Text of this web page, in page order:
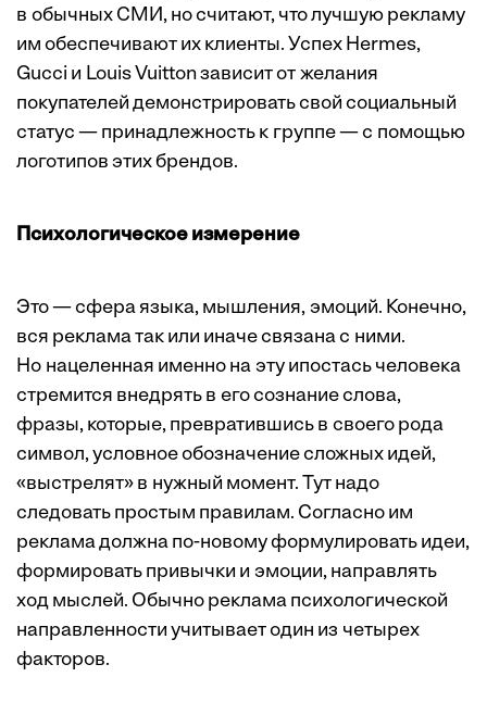
в обычных СМИ, но считают, что лучшую рекламу
им обеспечивают их клиенты. Успех Hermes,
Gucci и Louis Vuitton зависит от желания
покупателей демонстрировать свой социальный
статус — принадлежность к группе — с помощью
логотипов этих брендов.
Психологическое измерение
Это — сфера языка, мышления, эмоций. Конечно,
вся реклама так или иначе связана с ними.
Но нацеленная именно на эту ипостась человека
стремится внедрять в его сознание слова,
фразы, которые, превратившись в своего рода
символ, условное обозначение сложных идей,
«выстрелят» в нужный момент. Тут надо
следовать простым правилам. Согласно им
реклама должна по-новому формулировать идеи,
формировать привычки и эмоции, направлять
ход мыслей. Обычно реклама психологической
направленности учитывает один из четырех
факторов.